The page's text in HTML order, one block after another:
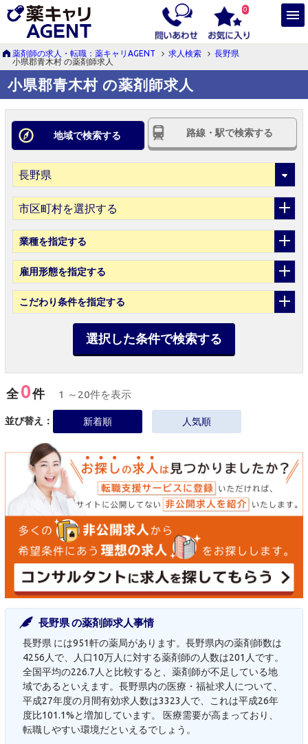
0
薬剤師の求人・転職：薬キャリAGENT 求人検索
長野県
小県郡青木村 の薬剤師求人
小県郡青木村 の薬剤師求人
地域で検索する 路線・駅で検索する
市区町村を選択する
業種を指定する
雇用形態を指定する
こだわり条件を指定する
選択した条件で検索する
全0件 1 ～20件を表示
並び替え： 新着順 人気順
長野県 の薬剤師求人事情
長野県 には951軒の薬局があります。長野県内の薬剤師数は
4256人で、人口10万人に対する薬剤師の人数は201人です。
全国平均の226.7人と比較すると、薬剤師が不足している地
域であるといえます。長野県内の医療・福祉求人について、
平成27年度の月間有効求人数は3323人で、これは平成26年
度比101.1%と増加しています。 医療需要が高まっており、
転職しやすい環境だといえるでしょう。